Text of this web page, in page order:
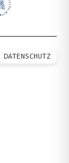
DATENSCHUTZ